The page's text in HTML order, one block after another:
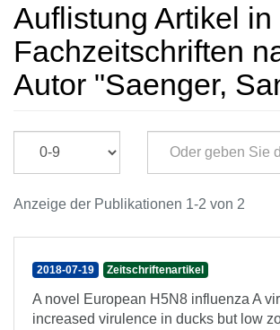
Auflistung Artikel in
Fachzeitschriften
Autor "Saenger,
Anzeige der Publikationen 1-2 von 2
2018-07-19 Zeitschriftenartikel
A novel European H5N8 influenza A
increased virulence in ducks but low